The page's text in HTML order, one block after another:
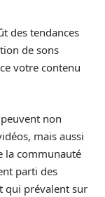
des tendances
de sons
votre contenu
non
mais aussi
la communauté
parti des
qui prévalent sur